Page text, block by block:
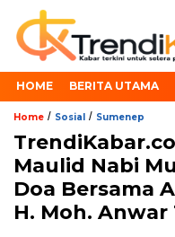
HOME BERITA UTAMA
Home / Sosial / Sumenep
Maulid Nabi
Doa Bersama
H. Moh.